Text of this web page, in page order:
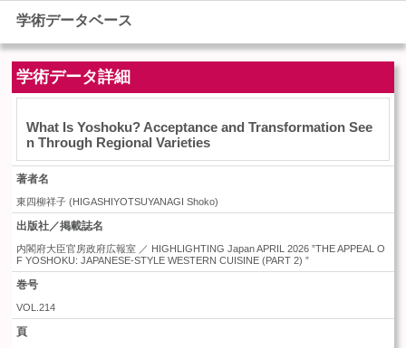
学術データベース
学術データ詳細
What Is Yoshoku? Acceptance and Transformation See
n Through Regional Varieties
著者名
東四柳祥子 (HIGASHIYOTSUYANAGI Shoko)
出版社／掲載誌名
内閣府大臣官房政府広報室 ／ HIGHLIGHTING Japan APRIL 2026 ”THE APPEAL O
F YOSHOKU: JAPANESE-STYLE WESTERN CUISINE (PART 2) ”
巻号
VOL.214
頁